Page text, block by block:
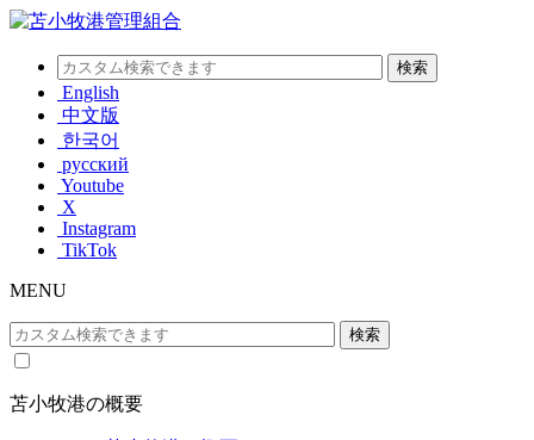
English
中文版
한국어
русский
Youtube
X
Instagram
TikTok
MENU
苫小牧港の概要